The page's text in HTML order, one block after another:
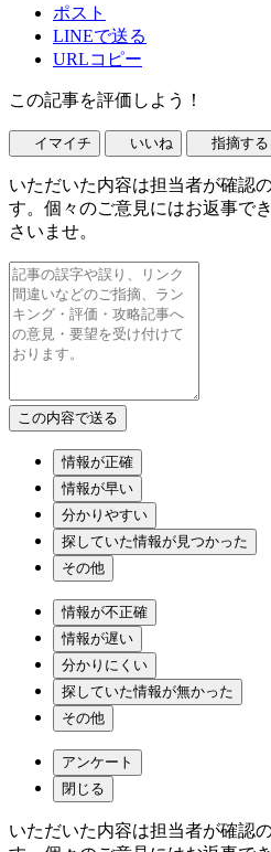
ポスト
LINEで送る
URLコピー
この記事を評価しよう！
イマイチ いいね 指摘する
いただいた内容は担当者が確認
す。個々のご意見にはお返事で
さいませ。
情報が正確
情報が早い
分かりやすい
探していた情報が見つかった
その他
情報が不正確
情報が遅い
分かりにくい
探していた情報が無かった
その他
アンケート
閉じる
いただいた内容は担当者が確認